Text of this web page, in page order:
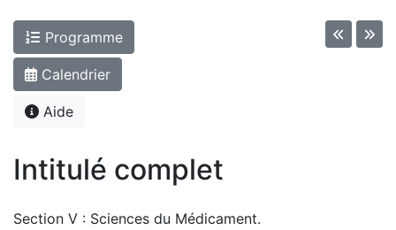
Programme
Calendrier
Aide
Intitulé complet
Section V : Sciences du Médicament.